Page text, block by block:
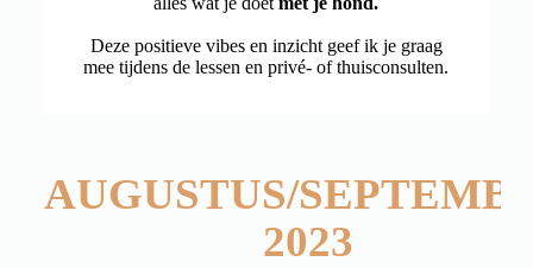
Deze positieve vibes en inzicht geef ik je graag
mee tijdens de lessen en privé- of thuisconsulten.
AUGUSTUS/
2023